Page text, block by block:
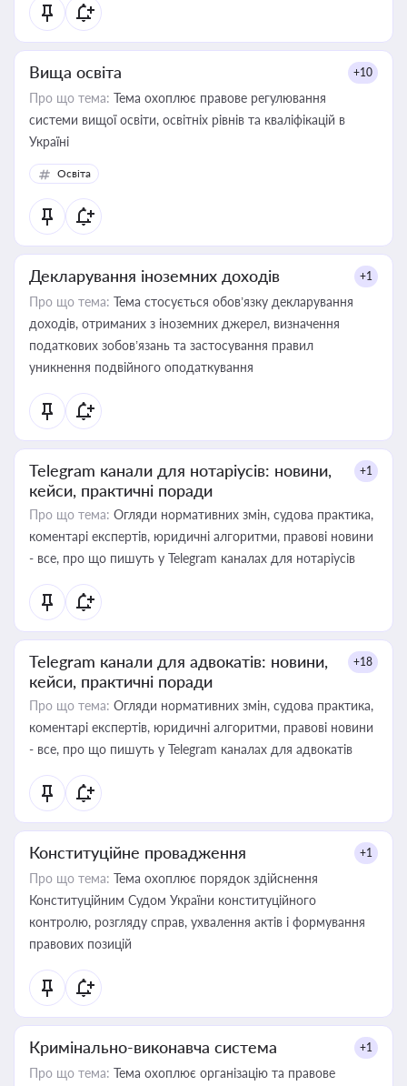
Вища освіта +10
Про що тема: Тема охоплює правове регулювання
системи вищої освіти, освітніх рівнів та кваліфікацій в
Україні
Освіта
Декларування іноземних доходів +1
Про що тема: Тема стосується обов’язку декларування
доходів, отриманих з іноземних джерел, визначення
податкових зобов’язань та застосування правил
уникнення подвійного оподаткування
Telegram канали для нотаріусів: новини,
кейси, практичні поради
+1
Про що тема: Огляди нормативних змін, судова практика,
коментарі експертів, юридичні алгоритми, правові новини
- все, про що пишуть у Telegram каналах для нотаріусів
Telegram канали для адвокатів: новини,
кейси, практичні поради
+18
Про що тема: Огляди нормативних змін, судова практика,
коментарі експертів, юридичні алгоритми, правові новини
- все, про що пишуть у Telegram каналах для адвокатів
Конституційне провадження +1
Про що тема: Тема охоплює порядок здійснення
Конституційним Судом України конституційного
контролю, розгляду справ, ухвалення актів і формування
правових позицій
Кримінально-виконавча система +1
Про що тема: Тема охоплює організацію та правове